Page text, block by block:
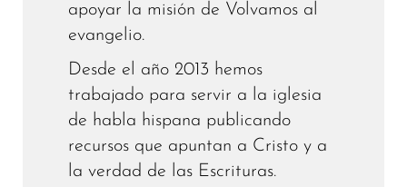
apoyar la misión de Volvamos al
evangelio.
Desde el año 2013 hemos
trabajado para servir a la iglesia
de habla hispana publicando
recursos que apuntan a Cristo y a
la verdad de las Escrituras.